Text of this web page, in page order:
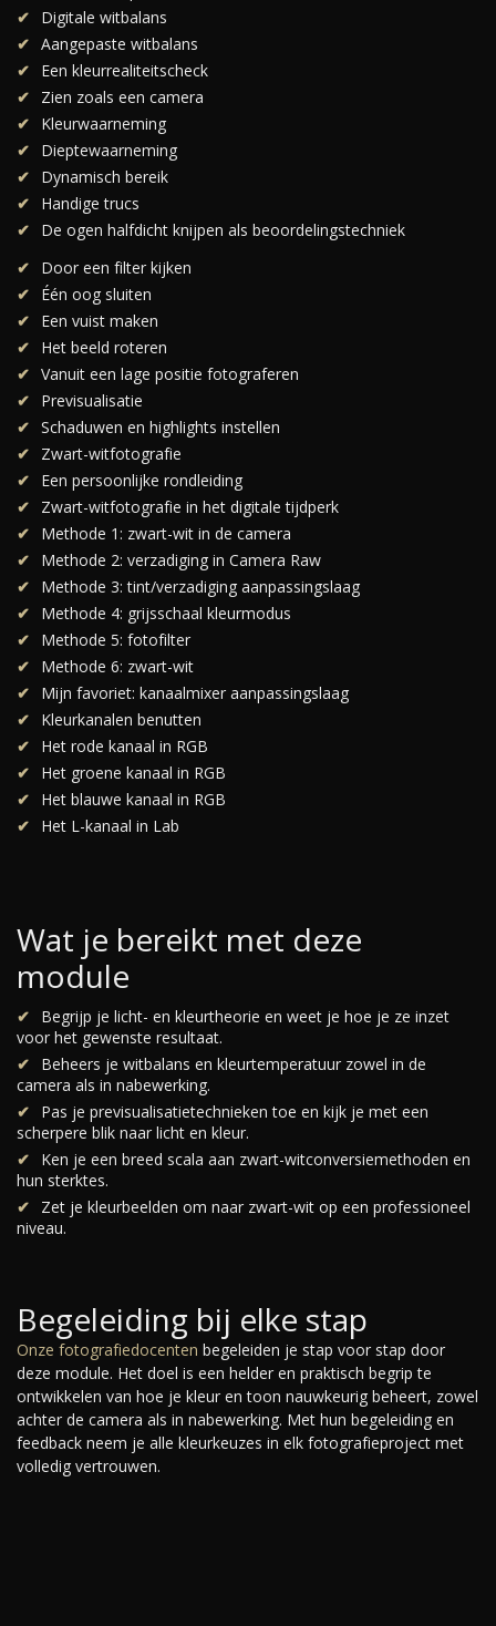
Digitale witbalans
Aangepaste witbalans
Een kleurrealiteitscheck
Zien zoals een camera
Kleurwaarneming
Dieptewaarneming
Dynamisch bereik
Handige trucs
De ogen halfdicht knijpen als beoordelingstechniek
Door een filter kijken
Één oog sluiten
Een vuist maken
Het beeld roteren
Vanuit een lage positie fotograferen
Previsualisatie
Schaduwen en highlights instellen
Zwart-witfotografie
Een persoonlijke rondleiding
Zwart-witfotografie in het digitale tijdperk
Methode 1: zwart-wit in de camera
Methode 2: verzadiging in Camera Raw
Methode 3: tint/verzadiging aanpassingslaag
Methode 4: grijsschaal kleurmodus
Methode 5: fotofilter
Methode 6: zwart-wit
Mijn favoriet: kanaalmixer aanpassingslaag
Kleurkanalen benutten
Het rode kanaal in RGB
Het groene kanaal in RGB
Het blauwe kanaal in RGB
Het L-kanaal in Lab
Wat je bereikt met deze
module
Begrijp je licht- en kleurtheorie en weet je hoe je ze inzet
voor het gewenste resultaat.
Beheers je witbalans en kleurtemperatuur zowel in de
camera als in nabewerking.
Pas je previsualisatietechnieken toe en kijk je met een
scherpere blik naar licht en kleur.
Ken je een breed scala aan zwart-witconversiemethoden en
hun sterktes.
Zet je kleurbeelden om naar zwart-wit op een professioneel
niveau.
Begeleiding bij elke stap
Onze fotografiedocenten begeleiden je stap voor stap door
deze module. Het doel is een helder en praktisch begrip te
ontwikkelen van hoe je kleur en toon nauwkeurig beheert, zowel
achter de camera als in nabewerking. Met hun begeleiding en
feedback neem je alle kleurkeuzes in elk fotografieproject met
volledig vertrouwen.